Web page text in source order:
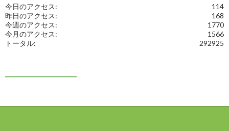
114
今日のアクセス:
168
昨日のアクセス:
1770
今週のアクセス:
1566
今月のアクセス:
292925
トータル:
━━━━━━━━━━